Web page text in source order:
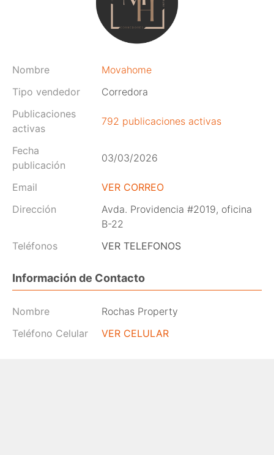
Nombre
Movahome
Tipo vendedor
Corredora
Publicaciones
activas
792 publicaciones activas
Fecha
publicación
03/03/2026
Email
VER CORREO
Dirección
Avda. Providencia #2019, oficina
B-22
Teléfonos
VER TELEFONOS
Información de Contacto
Nombre
Rochas Property
Teléfono Celular
VER CELULAR